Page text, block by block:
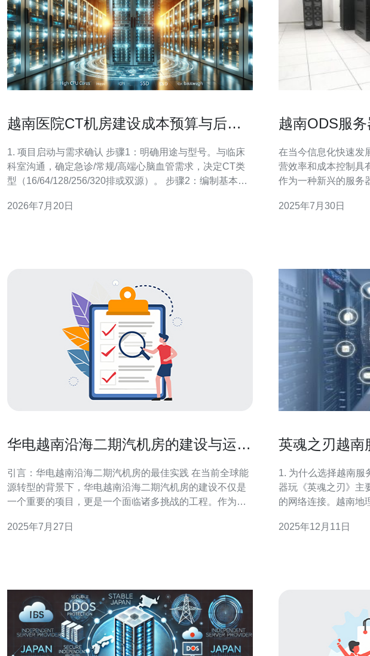
越南医院CT机房建设成本预算与后期
1. 项目启动与需求确认 步骤1：明确用途与型号。与临床
科室沟通，确定急诊/常规/高端心脑血管需求，决定CT类
型（16/64/128/256/320排或双源）。 步骤2：编制基本清
顶/屏蔽/门窗）、电气与UPS、空调与排风、网络/PACS、
2026年7月20日
越南ODS服
在当今信息化快速发
营效率和成本控制具
作为一种新兴的服务
要功能以及其适用的
2025年7月30日
华电越南沿海二期汽机房的建设与运营
引言：华电越南沿海二期汽机房的最佳实践 在当前全球能
源转型的背景下，华电越南沿海二期汽机房的建设不仅是
一个重要的项目，更是一个面临诸多挑战的工程。作为一
区提供最优质的电力服务。通过对设备的优化配置和高效
2025年7月27日
英魂之刃越南
1. 为什么选择越南服
器玩《英魂之刃》主
的网络连接。越南地
刃》的支持力度也很
2025年12月11日